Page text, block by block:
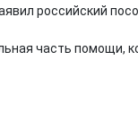
российский
часть помощи,